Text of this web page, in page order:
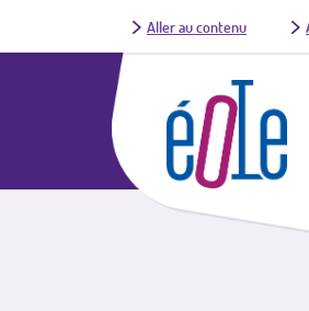
Aller au contenu